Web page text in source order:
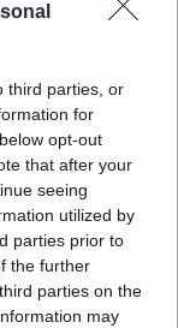
third parties, or
for
opt-out
that after your
seeing
utilized by
parties prior to
the further
parties on the
may
και
Χρήστο
τις